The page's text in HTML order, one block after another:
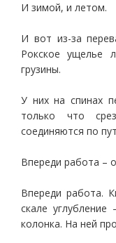
И зимой, и летом.
И вот из-за
Рокское ущелье
грузины.
У них на спинах
только что
соединяются по
Впереди работа –
Впереди работа.
скале
колонка. На ней